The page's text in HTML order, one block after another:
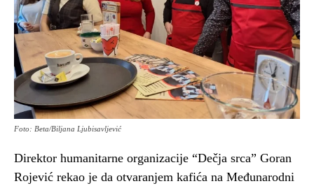
Foto: Beta/Biljana Ljubisavljević
Direktor humanitarne organizacije “Dečja srca” Goran
Rojević rekao je da otvaranjem kafića na Međunarodni